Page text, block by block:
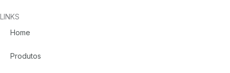
LINKS
Home
Produtos